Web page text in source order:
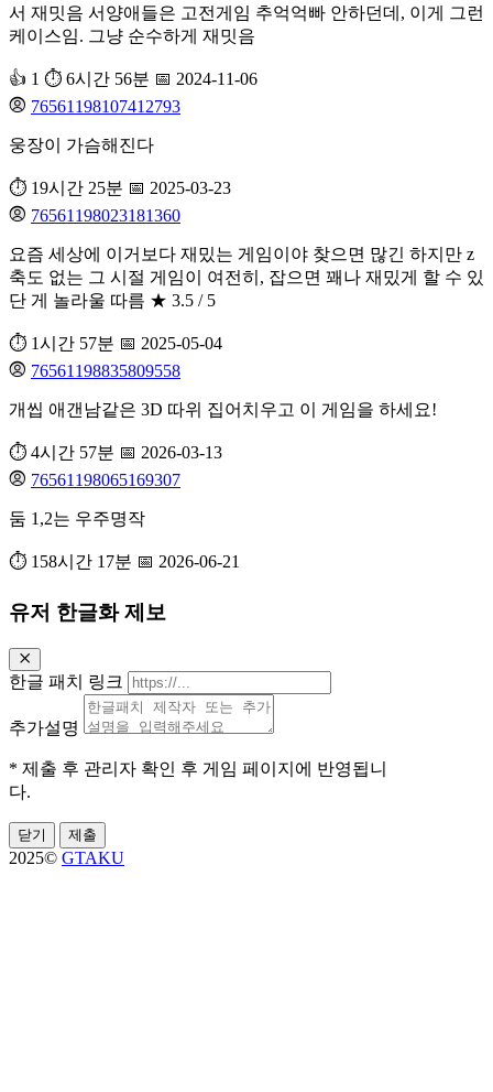
서 재밋음 서양애들은 고전게임 추억억빠 안하던데, 이게 그런
케이스임. 그냥 순수하게 재밋음
👍 1 ⏱️ 6시간 56분 📅 2024-11-06
76561198107412793
웅장이 가슴해진다
⏱️ 19시간 25분 📅 2025-03-23
76561198023181360
요즘 세상에 이거보다 재밌는 게임이야 찾으면 많긴 하지만 z
축도 없는 그 시절 게임이 여전히, 잡으면 꽤나 재밌게 할 수 있
단 게 놀라울 따름 ★ 3.5 / 5
⏱️ 1시간 57분 📅 2025-05-04
76561198835809558
개씹 애갠남같은 3D 따위 집어치우고 이 게임을 하세요!
⏱️ 4시간 57분 📅 2026-03-13
76561198065169307
둠 1,2는 우주명작
⏱️ 158시간 17분 📅 2026-06-21
유저 한글화 제보
한글 패치 링크
추가설명
* 제출 후 관리자 확인 후 게임 페이지에 반영됩니
다.
닫기 제출
2025© GTAKU